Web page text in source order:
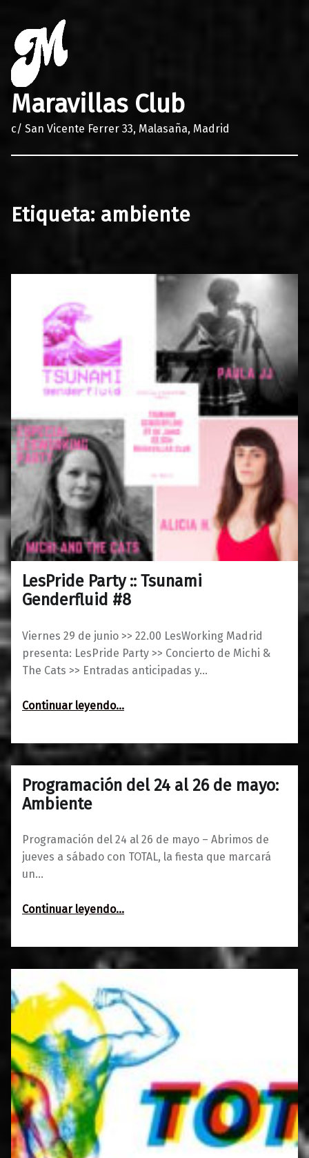
Maravillas Club
c/ San Vicente Ferrer 33, Malasaña, Madrid
Etiqueta: ambiente
LesPride Party :: Tsunami
Genderfluid #8
Viernes 29 de junio >> 22.00 LesWorking Madrid
presenta: LesPride Party >> Concierto de Michi &
The Cats >> Entradas anticipadas y…
Continuar leyendo…
26/06/2018
0
Maravillas
Programación del 24 al 26 de mayo:
Ambiente
Programación del 24 al 26 de mayo – Abrimos de
jueves a sábado con TOTAL, la fiesta que marcará
un…
Continuar leyendo“Programación del 24 al 26 de mayo: Ambiente”
…
22/05/2018
0
Maravillas